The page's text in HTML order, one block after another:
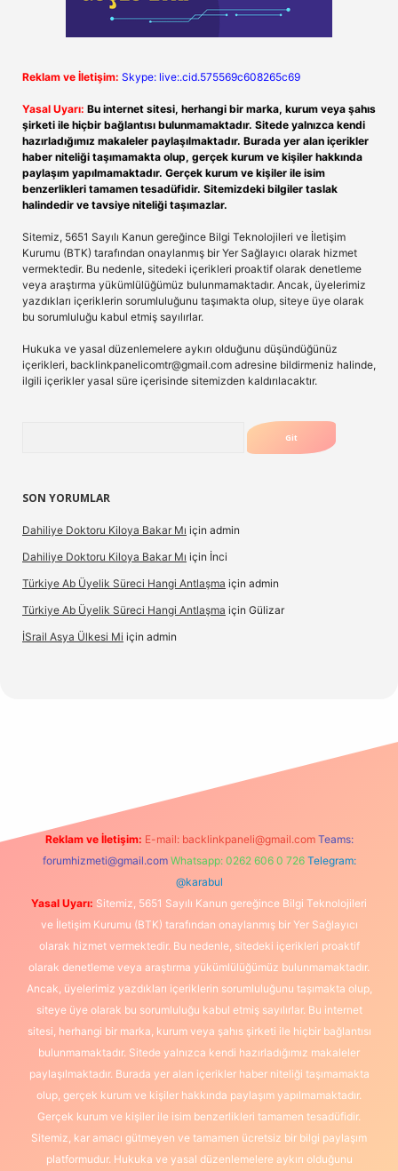
Reklam ve İletişim: Skype: live:.cid.575569c608265c69
Yasal Uyarı: Bu internet sitesi, herhangi bir marka, kurum veya şahıs
şirketi ile hiçbir bağlantısı bulunmamaktadır. Sitede yalnızca kendi
hazırladığımız makaleler paylaşılmaktadır. Burada yer alan içerikler
haber niteliği taşımamakta olup, gerçek kurum ve kişiler hakkında
paylaşım yapılmamaktadır. Gerçek kurum ve kişiler ile isim
benzerlikleri tamamen tesadüfidir. Sitemizdeki bilgiler taslak
halindedir ve tavsiye niteliği taşımazlar.
Sitemiz, 5651 Sayılı Kanun gereğince Bilgi Teknolojileri ve İletişim
Kurumu (BTK) tarafından onaylanmış bir Yer Sağlayıcı olarak hizmet
vermektedir. Bu nedenle, sitedeki içerikleri proaktif olarak denetleme
veya araştırma yükümlülüğümüz bulunmamaktadır. Ancak, üyelerimiz
yazdıkları içeriklerin sorumluluğunu taşımakta olup, siteye üye olarak
bu sorumluluğu kabul etmiş sayılırlar.
Hukuka ve yasal düzenlemelere aykırı olduğunu düşündüğünüz
içerikleri, backlinkpanelicomtr@gmail.com adresine bildirmeniz halinde,
ilgili içerikler yasal süre içerisinde sitemizden kaldırılacaktır.
SON YORUMLAR
Dahiliye Doktoru Kiloya Bakar Mı için admin
Dahiliye Doktoru Kiloya Bakar Mı için İnci
Türkiye Ab Üyelik Süreci Hangi Antlaşma için admin
Türkiye Ab Üyelik Süreci Hangi Antlaşma için Gülizar
İSrail Asya Ülkesi Mi için admin
Reklam ve İletişim: E-mail: backlinkpaneli@gmail.com Teams:
forumhizmeti@gmail.com Whatsapp: 0262 606 0 726 Telegram:
@karabul
Yasal Uyarı: Sitemiz, 5651 Sayılı Kanun gereğince Bilgi Teknolojileri
ve İletişim Kurumu (BTK) tarafından onaylanmış bir Yer Sağlayıcı
olarak hizmet vermektedir. Bu nedenle, sitedeki içerikleri proaktif
olarak denetleme veya araştırma yükümlülüğümüz bulunmamaktadır.
Ancak, üyelerimiz yazdıkları içeriklerin sorumluluğunu taşımakta olup,
siteye üye olarak bu sorumluluğu kabul etmiş sayılırlar. Bu internet
sitesi, herhangi bir marka, kurum veya şahıs şirketi ile hiçbir bağlantısı
bulunmamaktadır. Sitede yalnızca kendi hazırladığımız makaleler
paylaşılmaktadır. Burada yer alan içerikler haber niteliği taşımamakta
olup, gerçek kurum ve kişiler hakkında paylaşım yapılmamaktadır.
Gerçek kurum ve kişiler ile isim benzerlikleri tamamen tesadüfidir.
Sitemiz, kar amacı gütmeyen ve tamamen ücretsiz bir bilgi paylaşım
platformudur. Hukuka ve yasal düzenlemelere aykırı olduğunu